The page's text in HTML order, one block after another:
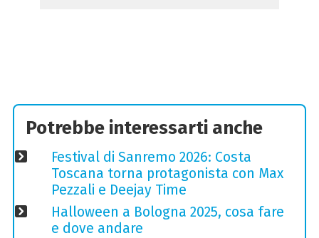
Potrebbe interessarti anche
Festival di Sanremo 2026: Costa
Toscana torna protagonista con Max
Pezzali e Deejay Time
Halloween a Bologna 2025, cosa fare
e dove andare